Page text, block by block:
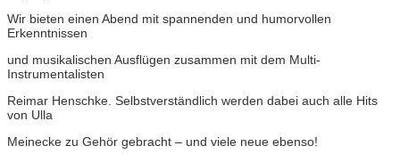
Wir bieten einen Abend mit spannenden und humorvollen
Erkenntnissen
und musikalischen Ausflügen zusammen mit dem Multi-
Instrumentalisten
Reimar Henschke. Selbstverständlich werden dabei auch alle Hits
von Ulla
Meinecke zu Gehör gebracht – und viele neue ebenso!